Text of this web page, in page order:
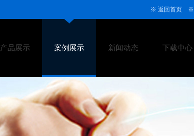
※ 返回首页 ※
产品展示 案例展示 新闻动态 下载中心